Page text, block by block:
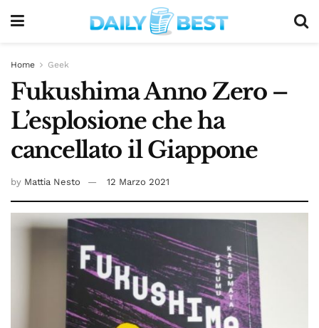
Home Geek
Fukushima Anno Zero –
L’esplosione che ha
cancellato il Giappone
by Mattia Nesto 12 Marzo 2021